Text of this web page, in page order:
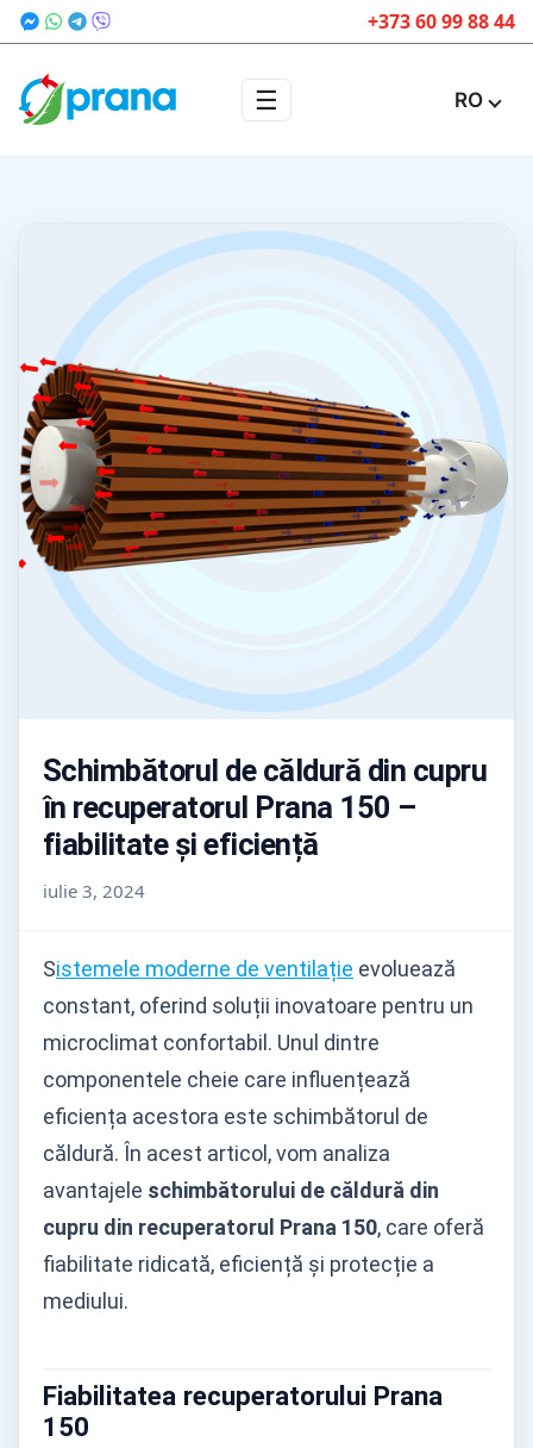
+373 60 99 88 44
☰ RO
Schimbătorul de căldură din cupru
în recuperatorul Prana 150 –
fiabilitate și eficiență
iulie 3, 2024
Sistemele moderne de ventilație evoluează
constant, oferind soluții inovatoare pentru un
microclimat confortabil. Unul dintre
componentele cheie care influențează
eficiența acestora este schimbătorul de
căldură. În acest articol, vom analiza
avantajele schimbătorului de căldură din
cupru din recuperatorul Prana 150, care oferă
fiabilitate ridicată, eficiență și protecție a
mediului.
Fiabilitatea recuperatorului Prana
150